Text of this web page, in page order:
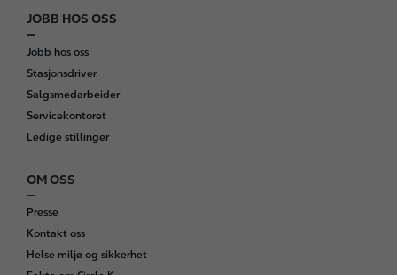
JOBB HOS OSS
Jobb hos oss
Stasjonsdriver
Salgsmedarbeider
Servicekontoret
Ledige stillinger
OM OSS
Presse
Kontakt oss
Helse miljø og sikkerhet